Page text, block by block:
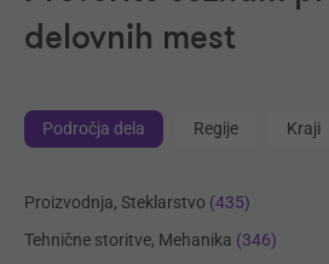
delovnih mest
Področja dela Regije Kraji
Proizvodnja, Steklarstvo (435)
Tehnične storitve, Mehanika (346)